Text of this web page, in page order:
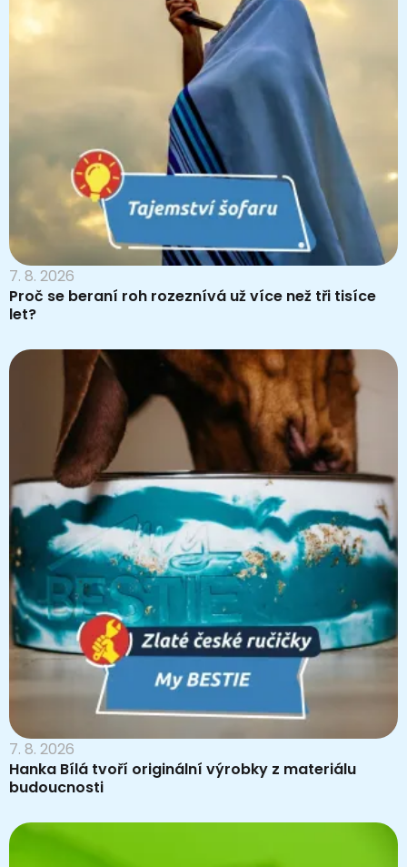
7. 8. 2026
Proč se beraní roh rozeznívá už více než tři tisíce
let?
7. 8. 2026
Hanka Bílá tvoří originální výrobky z materiálu
budoucnosti